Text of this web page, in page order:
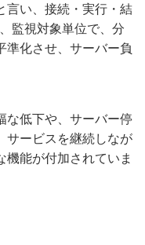
言い、接続・実行・結
監視対象単位で、分
準化させ、サーバー負
な低下や、サーバー停
サービスを継続しなが
機能が付加されていま